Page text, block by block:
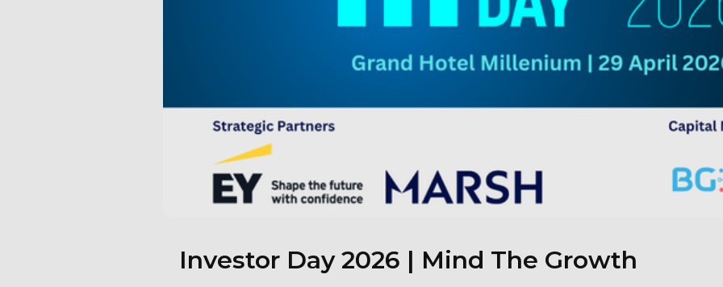
Investor Day 2026 | Mind The Growth